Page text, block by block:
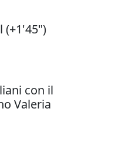
(+1'45")
con il
Valeria